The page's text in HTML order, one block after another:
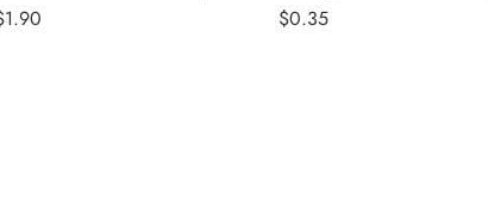
1.90 $0.35